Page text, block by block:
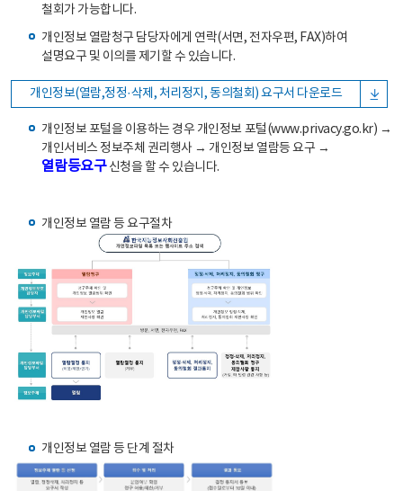
철회가 가능합니다.
개인정보 열람청구 담당자에게 연락(서면, 전자우편, FAX)하여
설명요구 및 이의를 제기할 수 있습니다.
개인정보(열람,정정·삭제, 처리정지, 동의철회) 요구서 다운로드
개인정보 포털을 이용하는 경우 개인정보 포털(www.privacy.go.kr) →
개인서비스 정보주체 권리행사 → 개인정보 열람등 요구 →
열람등요구신청을 할 수 있습니다.
개인정보 열람 등 요구절차
개인정보 열람 등 단계 절차